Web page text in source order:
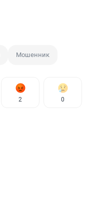
Мошенник
2 0